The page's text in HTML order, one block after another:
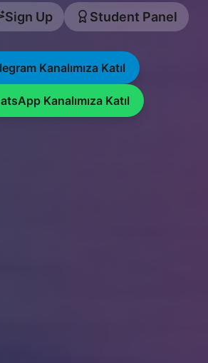
Sign Up Student Panel
Kanalımıza Katıl
Kanalımıza Katıl